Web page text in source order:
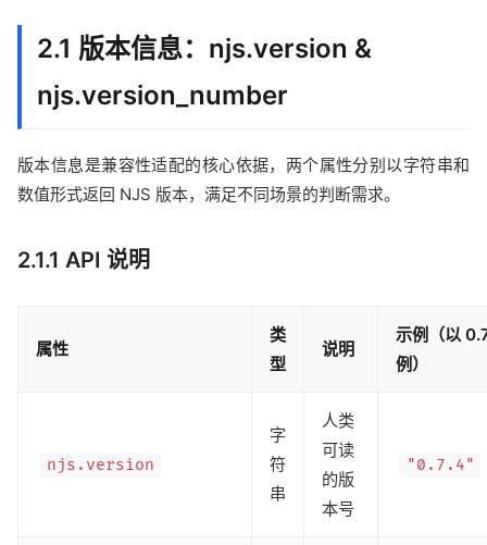
2.1 版本信息：njs.version &
njs.version_number
版本信息是兼容性适配的核心依据，两个属性分别以字符串和
数值形式返回 NJS 版本，满足不同场景的判断需求。
2.1.1 API 说明
属性
类
型
说明
示例（以
例）
njs.version
字
符
串
人类
可读
的版
本号
"0.7.4"